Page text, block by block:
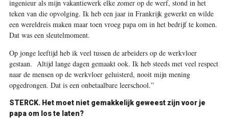
ingenieur als mijn vakantiewerk elke zomer op de werf, stond in het
teken van die opvolging. Ik heb een jaar in Frankrijk gewerkt en wilde
een wereldreis maken maar toen vroeg papa om in het bedrijf te komen.
Dat was een sleutelmoment.
Op jonge leeftijd heb ik veel tussen de arbeiders op de werkvloer
gestaan. Altijd lange dagen gemaakt ook. Ik heb steeds met veel respect
naar de mensen op de werkvloer geluisterd, nooit mijn mening
opgedrongen. Dat is een onbetaalbare leerschool.”
STERCK. Het moet niet gemakkelijk geweest zijn voor je
papa om los te laten?